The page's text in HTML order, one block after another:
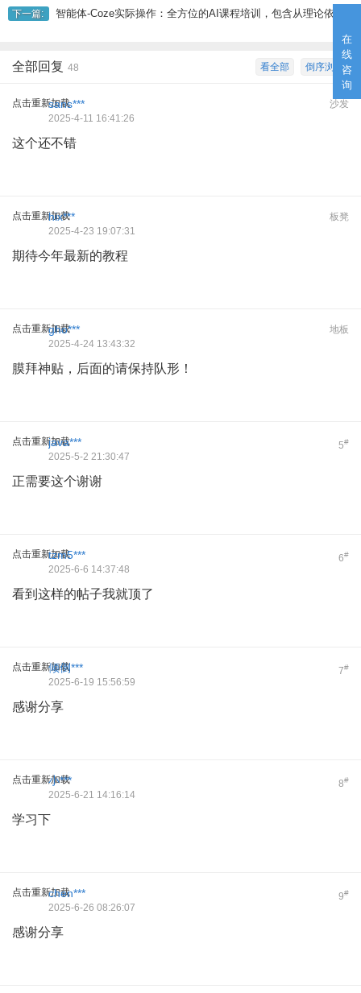
在
线
咨
询
下一篇: 智能体-Coze实际操作：全方位的AI课程培训，包含从理论依据到实战应用的全流程
倒序浏览
看全部
全部回复 48
点击重新加载 沙发
sans***
2025-4-11 16:41:26
这个还不错
点击重新加载 板凳
hix***
2025-4-23 19:07:31
期待今年最新的教程
点击重新加载 地板
gho***
2025-4-24 13:43:32
膜拜神贴，后面的请保持队形！
点击重新加载 5#
java***
2025-5-2 21:30:47
正需要这个谢谢
点击重新加载 6#
tzm5***
2025-6-6 14:37:48
看到这样的帖子我就顶了
点击重新加载 7#
倾倒***
2025-6-19 15:56:59
感谢分享
点击重新加载 8#
小***
2025-6-21 14:16:14
学习下
点击重新加载 9#
chen***
2025-6-26 08:26:07
感谢分享